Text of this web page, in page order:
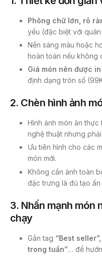
Phông chữ lớn, rõ
yếu (đặc biệt với
Nền sáng màu hoặc
hoàn toàn nếu không
Giá món nên được
định dạng tròn số
2. Chèn hình ảnh
Hình ảnh món ăn
nghệ thuật nhưng
Ưu tiên hình cho các
món mới.
Không cần ảnh toàn
đặc trưng là đủ tạo ấn
3. Nhấn mạnh món
chạy
Gắn tag “Best
trong tuần”… để